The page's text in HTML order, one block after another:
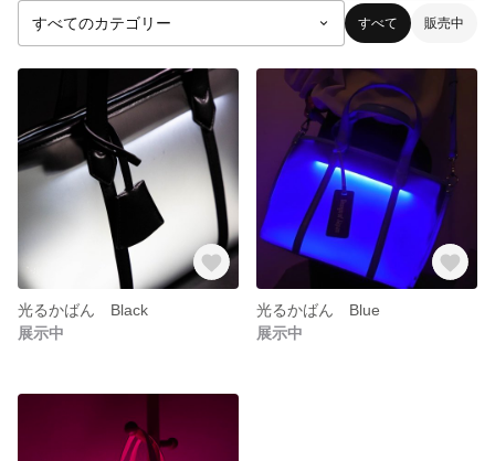
すべて 販売中
光るかばん Black
展示中
光るかばん Blue
展示中